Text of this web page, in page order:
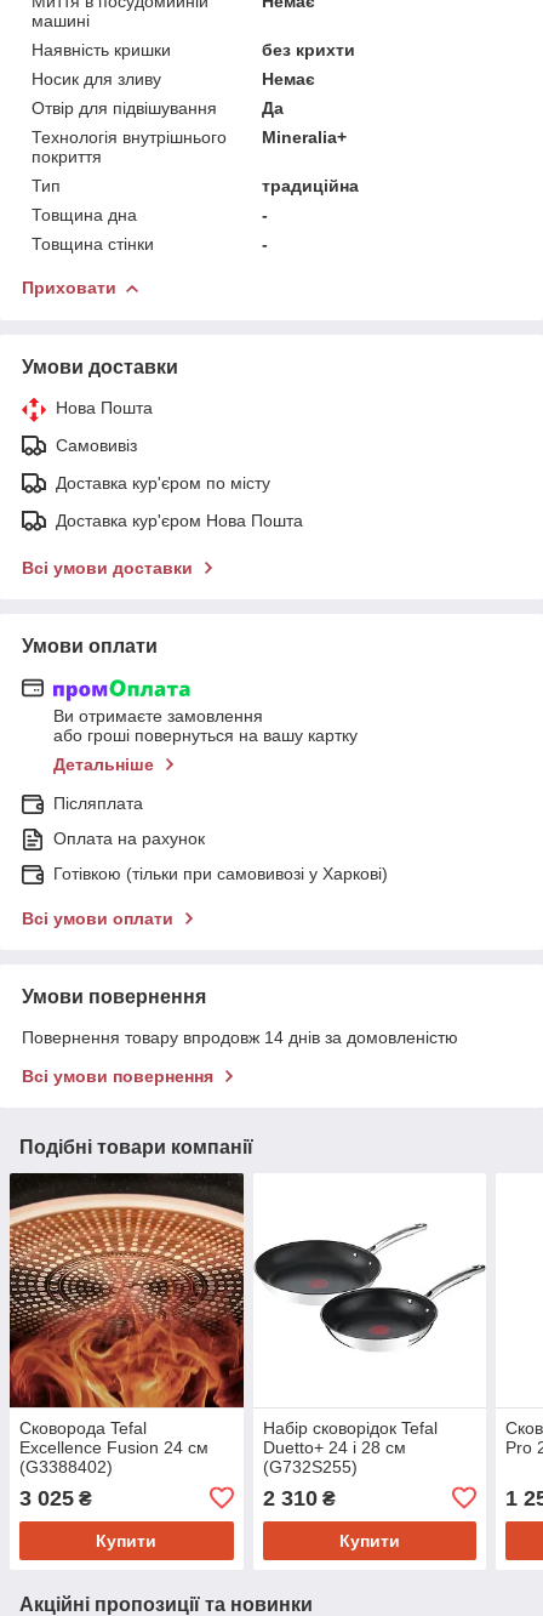
машині
Наявність кришки
без крихти
Носик для зливу
Немає
Отвір для підвішування
Да
Технологія внутрішнього
покриття
Mineralia+
Тип
традиційна
Товщина дна
-
Товщина стінки
-
Приховати
Умови доставки
Нова Пошта
Самовивіз
Доставка кур'єром по місту
Доставка кур'єром Нова Пошта
Всі умови доставки
Умови оплати
Ви отримаєте замовлення
або гроші повернуться на вашу картку
Детальніше
Післяплата
Оплата на рахунок
Готівкою (тільки при самовивозі у Харкові)
Всі умови оплати
Умови повернення
Повернення товару впродовж 14 днів за домовленістю
Всі умови повернення
Подібні товари компанії
Сковорода Tefal
Excellence Fusion 24 см
(G3388402)
3 025 ₴
Купити
Набір сковорідок Tefal
Duetto+ 24 і 28 см
(G732S255)
2 310₴
Купити
Pro
1
Акційні пропозиції та новинки